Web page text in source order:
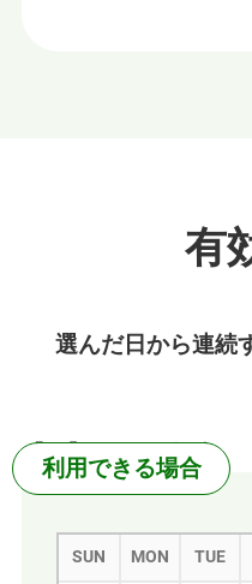
有
選んだ日から連続
【例】5日間の場合
利用できる場合
SUN MON TUE